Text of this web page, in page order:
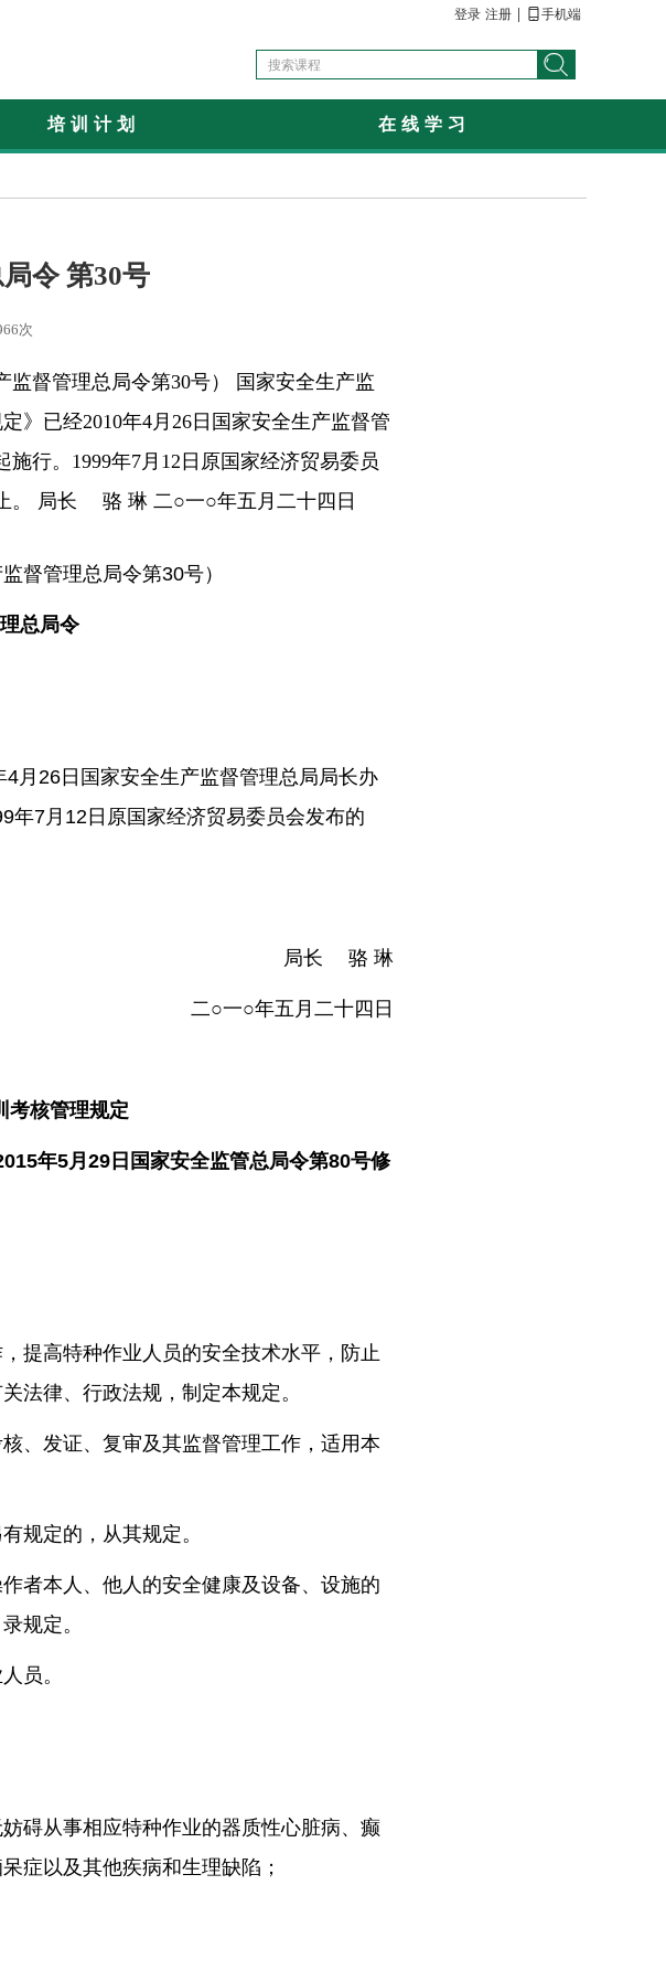
 手机端
登录 注册

培训计划 在线学习
令 第30号
次
督管理总局令第30号） 国家安全生产监
》已经2010年4月26日国家安全生产监督管
行。1999年7月12日原国家经济贸易委员
。 局长 骆 琳 二○一○年五月二十四日
督管理总局令第30号）
总局令
月26日国家安全生产监督管理总局局长办
年7月12日原国家经济贸易委员会发布的
局长 骆 琳
二○一○年五月二十四日
考核管理规定
年5月29日国家安全监管总局令第80号修
提高特种作业人员的安全技术水平，防止
法律、行政法规，制定本规定。
、发证、复审及其监督管理工作，适用本
规定的，从其规定。
者本人、他人的安全健康及设备、设施的
规定。
员。
碍从事相应特种作业的器质性心脏病、癫
症以及其他疾病和生理缺陷；